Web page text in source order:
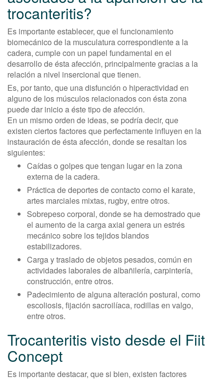
trocanteritis?
Es importante establecer, que el funcionamiento
biomecánico de la musculatura correspondiente a la
cadera, cumple con un papel fundamental en el
desarrollo de ésta afección, principalmente gracias a la
relación a nivel insercional que tienen.
Es, por tanto, que una disfunción o hiperactividad en
alguno de los músculos relacionados con ésta zona
puede dar inicio a éste tipo de afección.
En un mismo orden de ideas, se podría decir, que
existen ciertos factores que perfectamente influyen en la
instauración de ésta afección, donde se resaltan los
siguientes:
Caídas o golpes que tengan lugar en la zona
externa de la cadera.
Práctica de deportes de contacto como el karate,
artes marciales mixtas, rugby, entre otros.
Sobrepeso corporal, donde se ha demostrado que
el aumento de la carga axial genera un estrés
mecánico sobre los tejidos blandos
estabilizadores.
Carga y traslado de objetos pesados, común en
actividades laborales de albañilería, carpintería,
construcción, entre otros.
Padecimiento de alguna alteración postural, como
escoliosis, fijación sacroilíaca, rodillas en valgo,
entre otros.
Trocanteritis visto desde el Fiit
Concept
Es importante destacar, que si bien, existen factores